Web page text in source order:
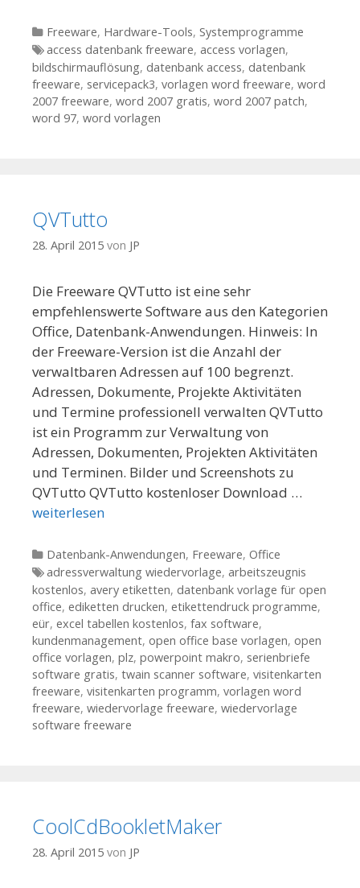
Kategorien
Freeware, Hardware-Tools, Systemprogramme
Tags
access datenbank freeware, access vorlagen,
bildschirmauflösung, datenbank access, datenbank
freeware, servicepack3, vorlagen word freeware, word
2007 freeware, word 2007 gratis, word 2007 patch,
word 97, word vorlagen
QVTutto
28. April 2015 von JP
Die Freeware QVTutto ist eine sehr
empfehlenswerte Software aus den Kategorien
Office, Datenbank-Anwendungen. Hinweis: In
der Freeware-Version ist die Anzahl der
verwaltbaren Adressen auf 100 begrenzt.
Adressen, Dokumente, Projekte Aktivitäten
und Termine professionell verwalten QVTutto
ist ein Programm zur Verwaltung von
Adressen, Dokumenten, Projekten Aktivitäten
und Terminen. Bilder und Screenshots zu
QVTutto QVTutto kostenloser Download …
weiterlesen
Kategorien
Datenbank-Anwendungen, Freeware, Office
Tags
adressverwaltung wiedervorlage, arbeitszeugnis
kostenlos, avery etiketten, datenbank vorlage für open
office, ediketten drucken, etikettendruck programme,
eür, excel tabellen kostenlos, fax software,
kundenmanagement, open office base vorlagen, open
office vorlagen, plz, powerpoint makro, serienbriefe
software gratis, twain scanner software, visitenkarten
freeware, visitenkarten programm, vorlagen word
freeware, wiedervorlage freeware, wiedervorlage
software freeware
CoolCdBookletMaker
28. April 2015 von JP